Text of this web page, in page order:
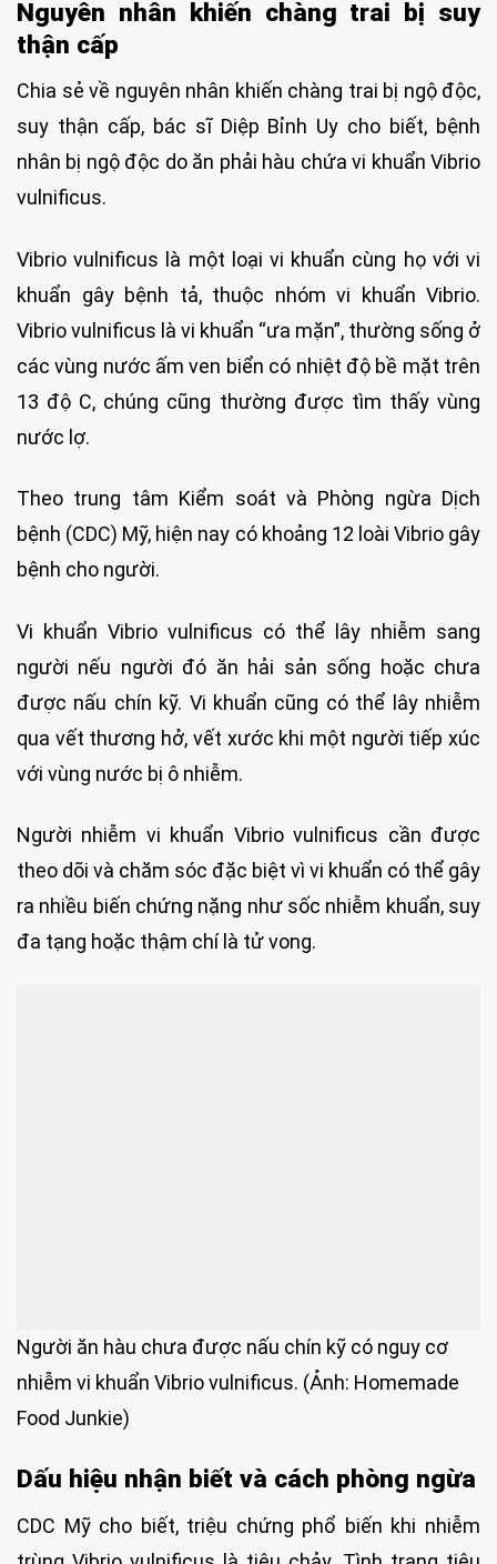
Nguyên nhân khiến chàng trai bị suy
thận cấp
Chia sẻ về nguyên nhân khiến chàng trai bị ngộ độc,
suy thận cấp, bác sĩ Diệp Bỉnh Uy cho biết, bệnh
nhân bị ngộ độc do ăn phải hàu chứa vi khuẩn Vibrio
vulnificus.
Vibrio vulnificus là một loại vi khuẩn cùng họ với vi
khuẩn gây bệnh tả, thuộc nhóm vi khuẩn Vibrio.
Vibrio vulnificus là vi khuẩn “ưa mặn”, thường sống ở
các vùng nước ấm ven biển có nhiệt độ bề mặt trên
13 độ C, chúng cũng thường được tìm thấy vùng
nước lợ.
Theo trung tâm Kiểm soát và Phòng ngừa Dịch
bệnh (CDC) Mỹ, hiện nay có khoảng 12 loài Vibrio gây
bệnh cho người.
Vi khuẩn Vibrio vulnificus có thể lây nhiễm sang
người nếu người đó ăn hải sản sống hoặc chưa
được nấu chín kỹ. Vi khuẩn cũng có thể lây nhiễm
qua vết thương hở, vết xước khi một người tiếp xúc
với vùng nước bị ô nhiễm.
Người nhiễm vi khuẩn Vibrio vulnificus cần được
theo dõi và chăm sóc đặc biệt vì vi khuẩn có thể gây
ra nhiều biến chứng nặng như sốc nhiễm khuẩn, suy
đa tạng hoặc thậm chí là tử vong.
Người ăn hàu chưa được nấu chín kỹ có nguy cơ
nhiễm vi khuẩn Vibrio vulnificus. (Ảnh: Homemade
Food Junkie)
Dấu hiệu nhận biết và cách phòng ngừa
CDC Mỹ cho biết, triệu chứng phổ biến khi nhiễm